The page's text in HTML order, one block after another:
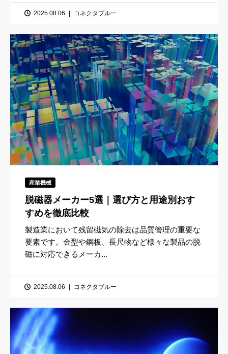
2025.08.06 コネクタブルー
産業機械
脱磁器メーカー5選｜選び方と用途別おす
すめを徹底比較
製造業において残留磁気の除去は品質管理の重要な
要素です。金型や鋼板、長尺物など様々な製品の脱
磁に対応できるメーカ...
2025.08.06 コネクタブルー